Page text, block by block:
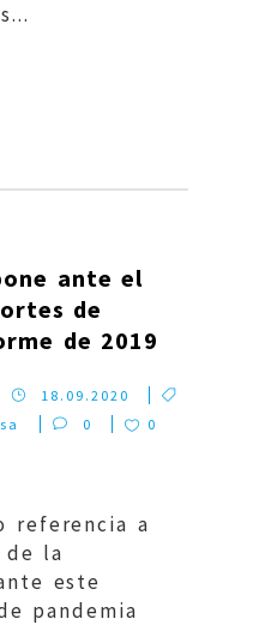
ante el
de
de 2019
18.09.2020
0
0
referencia a
de la
este
pandemia